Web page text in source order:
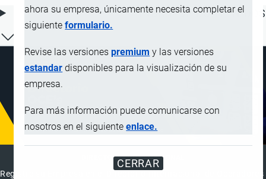
ahora su empresa, únicamente necesita completar el
siguienteformulario.
Revise las versionespremium y las versiones
estandar disponibles para la visualización de su
empresa.
Para más información puede comunicarse con
nosotros en el siguienteenlace.
CERRAR
ÍNDICE DE CONTENIDOS
DIRECTORIO INTERNACIONAL
Registre su Empresa en el Directorio Internacional de Operadores